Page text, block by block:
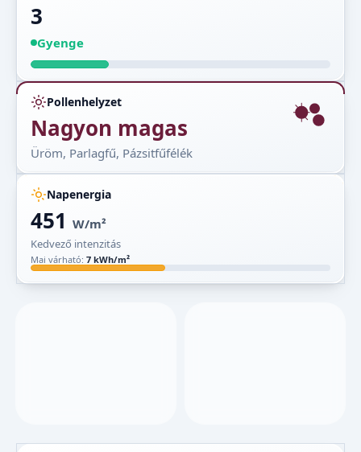
3
Gyenge
Pollenhelyzet
Nagyon magas
Üröm, Parlagfű, Pázsitfűfélék
Napenergia
451 W/m²
Kedvező intenzitás
Mai várható: 7 kWh/m²